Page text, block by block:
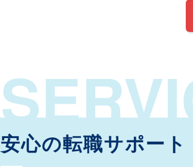
安心の転職サポート